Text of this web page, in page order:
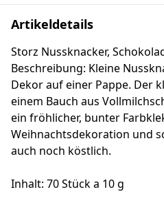
Artikeldetails
Storz Nussknacker,
Beschreibung: Kleine
Dekor auf einer Pappe. Der
einem Bauch aus
ein fröhlicher, bunter
Weihnachtsdekoration und
auch noch köstlich.
Inhalt: 70 Stück a 10 g